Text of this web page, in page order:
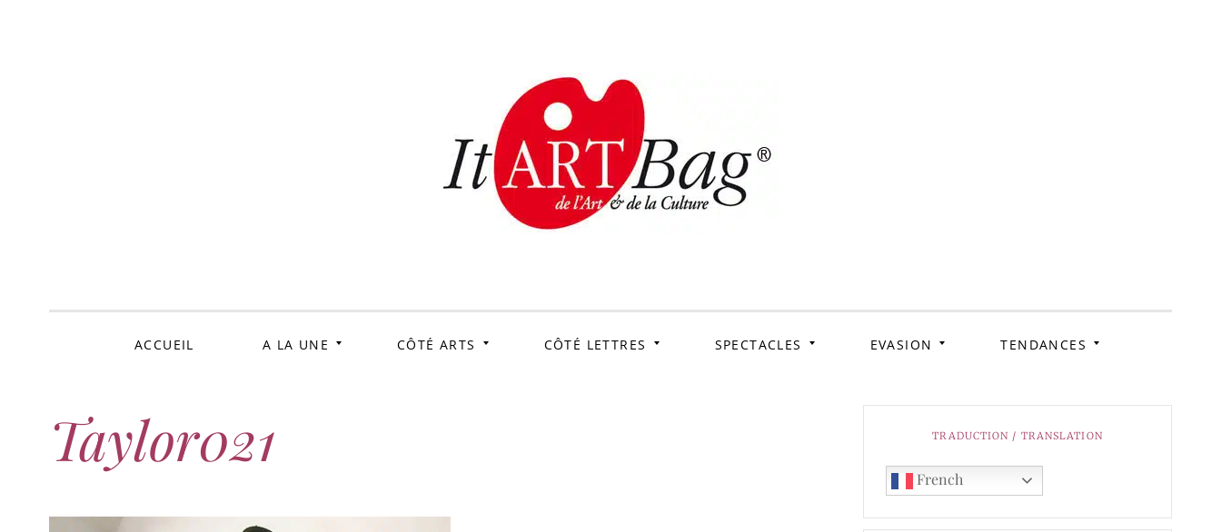
ItArtBag
ACCUEIL A LA UNE CÔTÉ ARTS CÔTÉ LETTRES SPECTACLES EVASION TENDANCES
Taylor021 TRADUCTION / TRANSLATION
French